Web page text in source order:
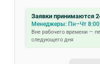
Заявки принимаются
Менеджеры: Пн–Чт
Вне рабочего времени —
следующего дня